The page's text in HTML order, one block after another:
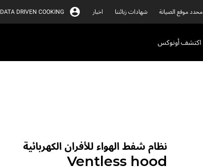
محدد موقع الصيانة شهادات زبائننا اخبار DATA DRIVEN COOKING
اكتشف أونوكس
نظام شفط الهواء للأفران الكهربائية
Ventless hood